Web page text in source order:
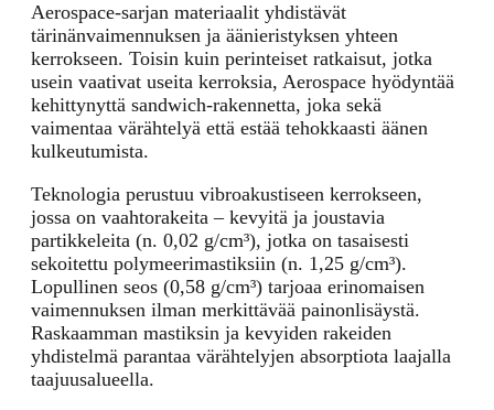
Aerospace-sarjan materiaalit yhdistävät
tärinänvaimennuksen ja äänieristyksen yhteen
kerrokseen. Toisin kuin perinteiset ratkaisut, jotka
usein vaativat useita kerroksia, Aerospace hyödyntää
kehittynyttä sandwich-rakennetta, joka sekä
vaimentaa värähtelyä että estää tehokkaasti äänen
kulkeutumista.
Teknologia perustuu vibroakustiseen kerrokseen,
jossa on vaahtorakeita – kevyitä ja joustavia
partikkeleita (n. 0,02 g/cm³), jotka on tasaisesti
sekoitettu polymeerimastiksiin (n. 1,25 g/cm³).
Lopullinen seos (0,58 g/cm³) tarjoaa erinomaisen
vaimennuksen ilman merkittävää painonlisäystä.
Raskaamman mastiksin ja kevyiden rakeiden
yhdistelmä parantaa värähtelyjen absorptiota laajalla
taajuusalueella.